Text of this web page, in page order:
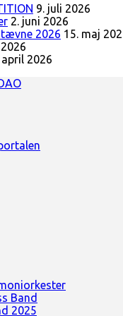
9. juli 2026
2. juni 2026
2026 15. maj
april 2026
- DAO
Band
2025